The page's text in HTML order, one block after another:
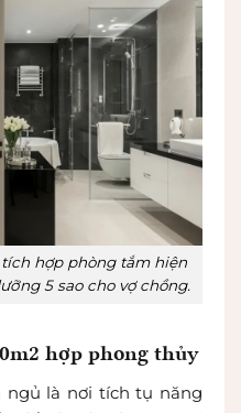
hợp phòng tắm hiện
5 sao cho vợ chồng.
hợp phong thủy
ngủ là nơi tích tụ năng